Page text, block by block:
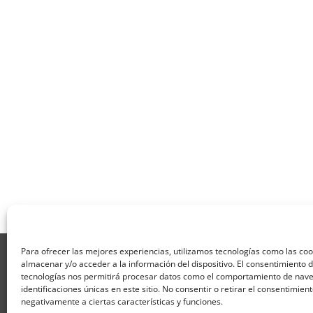
Para ofrecer las mejores experiencias, utilizamos tecnologías como las
almacenar y/o acceder a la información del dispositivo. El consentimiento
tecnologías nos permitirá procesar datos como el comportamiento de
identificaciones únicas en este sitio. No consentir o retirar el
negativamente a ciertas características y funciones.
Aviso Legal Política de Privacidad
Formulario de Datos necesarios para alta
Formulario de responsabilidad de APPCC
Encuesta
Contacto Centros